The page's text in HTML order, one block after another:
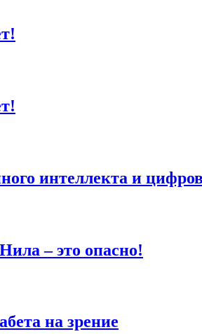
интеллекта и
– это опасно!
на зрение